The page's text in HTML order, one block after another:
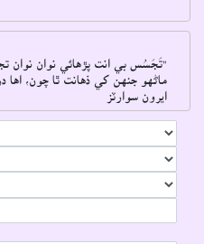
"تَجَسُس بي انت پڙهائي نوان نوان
ماڻهو جنهن کي ذهانت ٿا چون، اها
ايرون سوارٽز